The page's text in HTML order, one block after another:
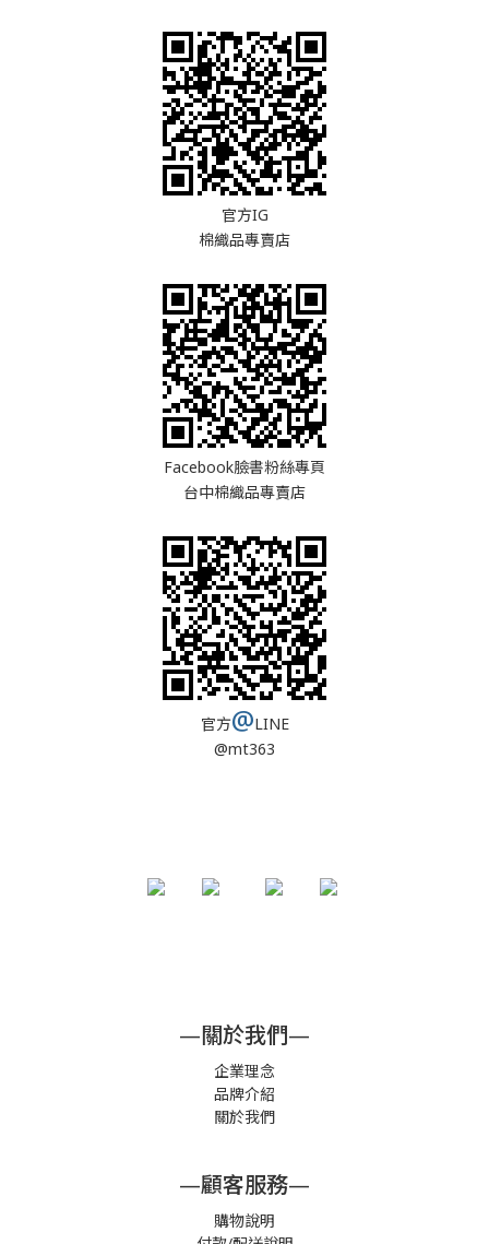
官方IG
棉織品專賣店
Facebook臉書粉絲專頁
台中棉織品專賣店
官方@LINE
@mt363
—關於我們—
企業理念
品牌介紹
關於我們
—顧客服務—
購物說明